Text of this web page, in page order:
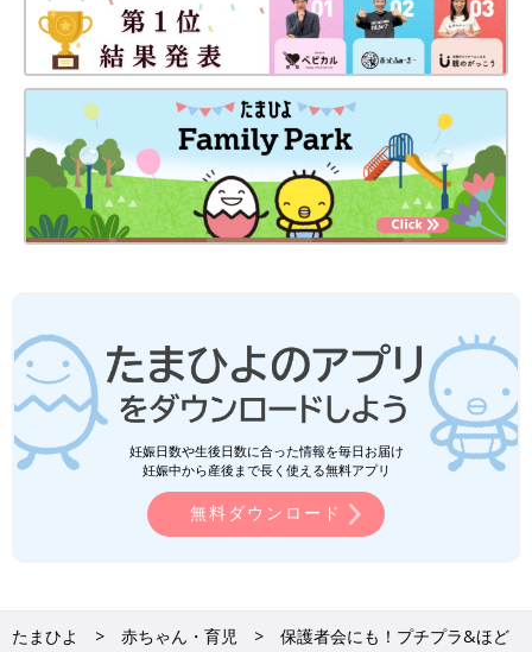
妊娠日数や生後日数に合った情報を毎日お届け
妊娠中から産後まで長く使える無料アプリ
無料ダウンロード
たまひよ 赤ちゃん・育児
保護者会にも！プチプラ&ほど